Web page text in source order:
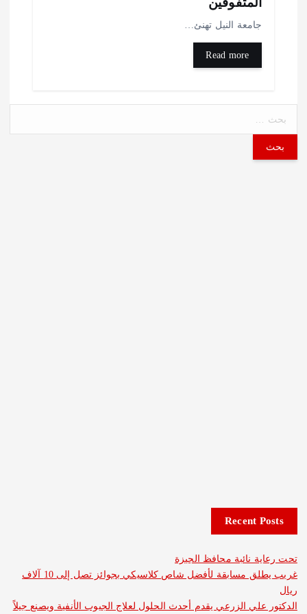
النيل تهنئ…
Recent
نائبة محافظ الجيزة
غريب يطلق مسابقة لأفضل شاص كلاسيكي بجوائز تصل إلى 10 آلاف
الزرعي يقدم أحدث الحلول لعلاج الجيوب الأنفية ويصنع جيلاً